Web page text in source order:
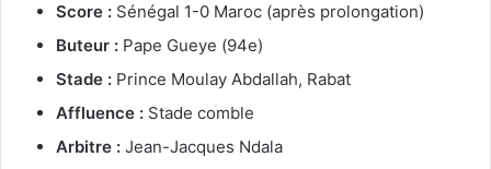
Score : Sénégal 1-0 Maroc (après prolongation)
Buteur : Pape Gueye (94e)
Stade : Prince Moulay Abdallah, Rabat
Affluence : Stade comble
Arbitre : Jean-Jacques Ndala